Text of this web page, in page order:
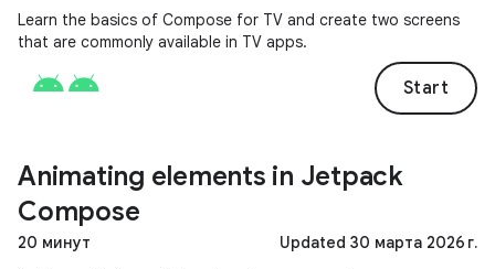
Learn the basics of Compose for TV and create two screens
that are commonly available in TV apps.
Start
Animating elements in Jetpack
Compose
20 минут
Updated 30 марта 2026 г.